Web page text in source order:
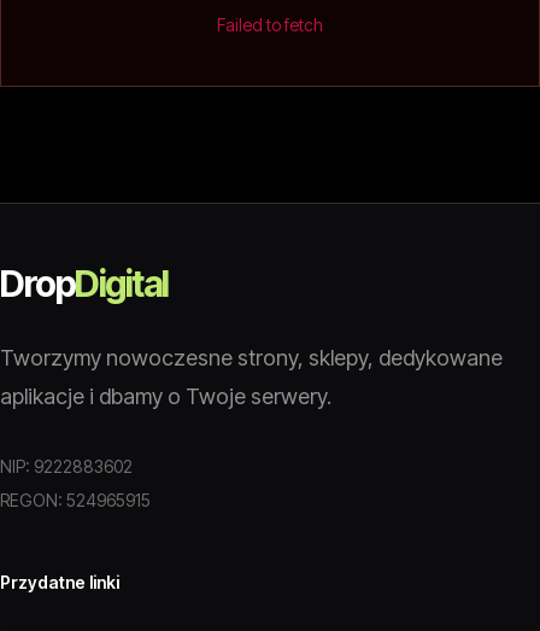
Failed to fetch
DropDigital
Tworzymy nowoczesne strony, sklepy, dedykowane
aplikacje i dbamy o Twoje serwery.
NIP: 9222883602
REGON: 524965915
Przydatne linki